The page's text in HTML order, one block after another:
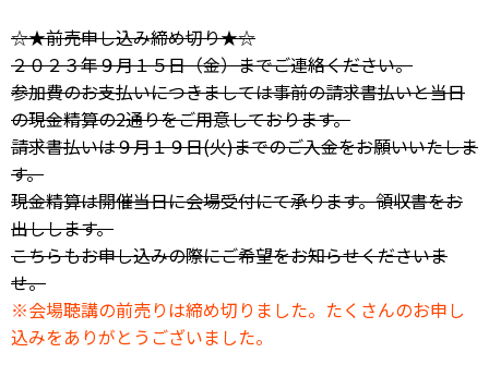
☆★前売申し込み締め切り★☆
２０２３年９月１５日（金）までご連絡ください。
参加費のお支払いにつきましては事前の請求書払いと当日
の現金精算の2通りをご用意しております。
請求書払いは９月１９日(火)までのご入金をお願いいたしま
す。
現金精算は開催当日に会場受付にて承ります。領収書をお
出しします。
こちらもお申し込みの際にご希望をお知らせくださいま
せ。
※会場聴講の前売りは締め切りました。たくさんのお申し
込みをありがとうございました。